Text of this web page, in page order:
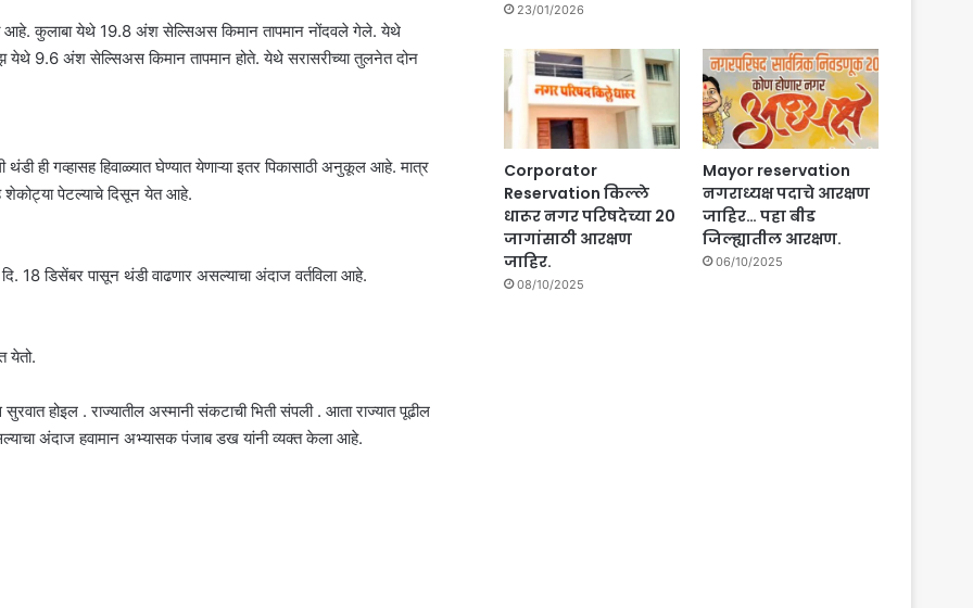
आहे. कुलाबा येथे 19.8 अंश सेल्सिअस किमान तापमान नोंदवले गेले. येथे
9.6 अंश सेल्सिअस किमान तापमान होते. येथे सरासरीच्या तुलनेत दोन
ही गव्हासह हिवाळ्यात घेण्यात येणाऱ्या इतर पिकासाठी अनुकूल आहे. मात्र
शेकोट्या पेटल्याचे दिसून येत आहे.
18 डिसेंबर पासून थंडी वाढणार असल्याचा अंदाज वर्तविला आहे.
येतो.
होइल . राज्यातील अस्मानी संकटाची भिती संपली . आता राज्यात पूढील
अंदाज हवामान अभ्यासक पंजाब डख यांनी व्यक्त केला आहे.
23/01/2026
Corporator
Reservation किल्ले
धारूर नगर परिषदेच्या 20
जागांसाठी आरक्षण
जाहिर.
08/10/2025
Mayor reservation
नगराध्यक्ष पदाचे आरक्षण
जाहिर… पहा बीड
जिल्ह्यातील आरक्षण.
06/10/2025